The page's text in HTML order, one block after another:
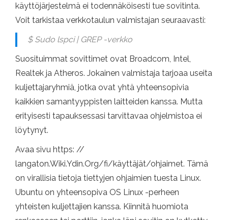
käyttöjärjestelmä ei todennäköisesti tue sovitinta.
Voit tarkistaa verkkotaulun valmistajan seuraavasti:
$ Sudo lspci | GREP -verkko
Suosituimmat sovittimet ovat Broadcom, Intel,
Realtek ja Atheros. Jokainen valmistaja tarjoaa useita
kuljettajaryhmiä, jotka ovat yhtä yhteensopivia
kaikkien samantyyppisten laitteiden kanssa. Mutta
erityisesti tapauksessasi tarvittavaa ohjelmistoa ei
löytynyt.
Avaa sivu https: //
langaton.Wiki.Ydin.Org/fi/käyttäjät/ohjaimet. Tämä
on virallisia tietoja tiettyjen ohjaimien tuesta Linux.
Ubuntu on yhteensopiva OS Linux -perheen
yhteisten kuljettajien kanssa. Kiinnitä huomiota